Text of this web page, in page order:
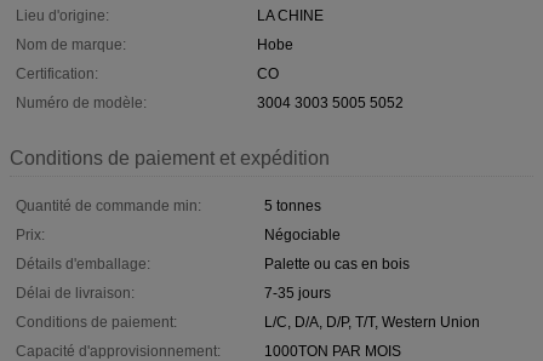
Lieu d'origine:
LA CHINE
Nom de marque:
Hobe
Certification:
CO
Numéro de modèle:
3004 3003 5005 5052
Conditions de paiement et expédition
Quantité de commande min:
5 tonnes
Prix:
Négociable
Détails d'emballage:
Palette ou cas en bois
Délai de livraison:
7-35 jours
Conditions de paiement:
L/C, D/A, D/P, T/T, Western Union
Capacité d'approvisionnement:
1000TON PAR MOIS